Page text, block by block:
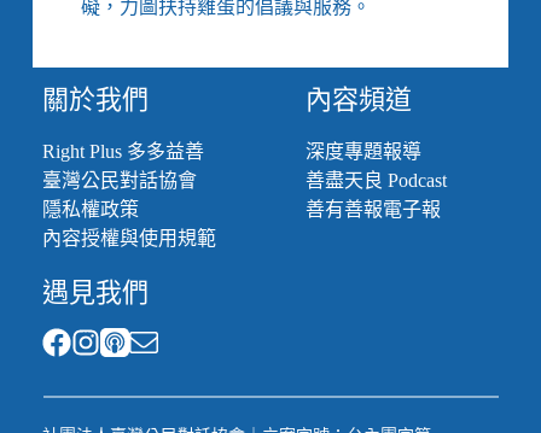
礙，力圖扶持雞蛋的倡議與服務。
關於我們
Right Plus 多多益善
臺灣公民對話協會
隱私權政策
內容授權與使用規範
內容頻道
深度專題報導
善盡天良 Podcast
善有善報電子報
遇見我們